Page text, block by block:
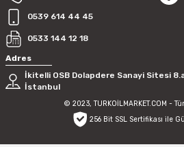
0539 614 44 45
0533 144 12 18
Adres
İkitelli OSB Dolapdere Sanayi Sitesi
İstanbul
© 2023, TURKOİLMARKET.COM -
256 Bit SSL Sertifikası ile